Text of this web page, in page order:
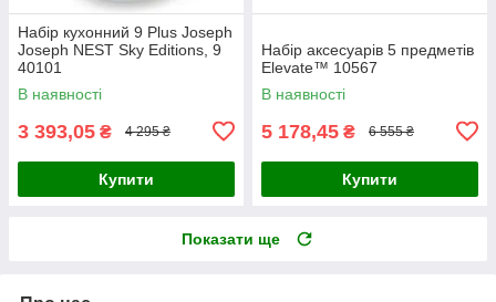
Набір кухонний 9 Plus Joseph
Joseph NEST Sky Editions, 9
40101
В наявності
3 393,05 ₴ 4 295 ₴
Купити
Набір аксесуарів 5 предметів
Elevate™ 10567
В наявності
5 178,45 ₴ 6 555 ₴
Купити
Показати ще